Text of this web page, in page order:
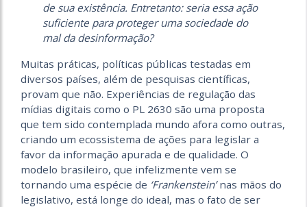
de sua existência. Entretanto: seria essa ação
suficiente para proteger uma sociedade do
mal da desinformação?
Muitas práticas, políticas públicas testadas em
diversos países, além de pesquisas científicas,
provam que não. Experiências de regulação das
mídias digitais como o PL 2630 são uma proposta
que tem sido contemplada mundo afora como outras,
criando um ecossistema de ações para legislar a
favor da informação apurada e de qualidade. O
modelo brasileiro, que infelizmente vem se
tornando uma espécie de ‘Frankenstein’nas mãos do
legislativo, está longe do ideal, mas o fato de ser